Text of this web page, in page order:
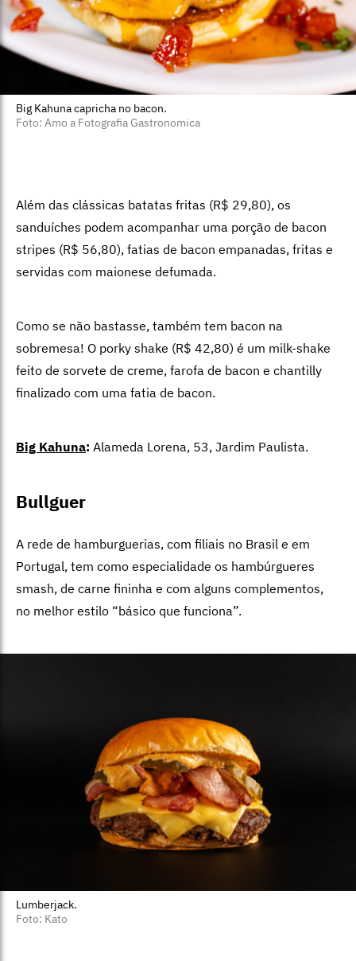
Big Kahuna capricha no bacon.
Foto: Amo a Fotografia Gastronomica
Além das clássicas batatas fritas (R$ 29,80), os
sanduíches podem acompanhar uma porção de bacon
stripes (R$ 56,80), fatias de bacon empanadas, fritas e
servidas com maionese defumada.
Como se não bastasse, também tem bacon na
sobremesa! O porky shake (R$ 42,80) é um milk-shake
feito de sorvete de creme, farofa de bacon e chantilly
finalizado com uma fatia de bacon.
Big Kahuna: Alameda Lorena, 53, Jardim Paulista.
Bullguer
A rede de hamburguerias, com filiais no Brasil e em
Portugal, tem como especialidade os hambúrgueres
smash, de carne fininha e com alguns complementos,
no melhor estilo “básico que funciona”.
Lumberjack.
Foto: Kato